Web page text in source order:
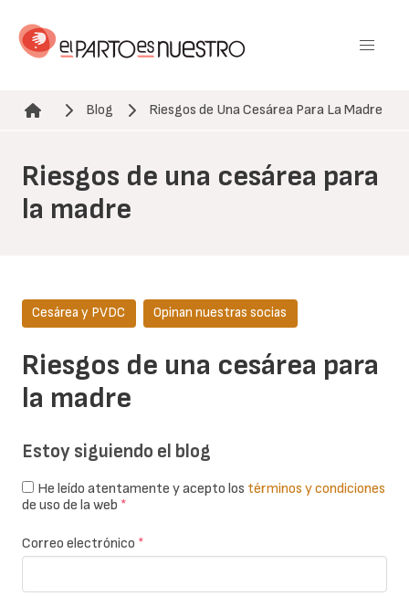
contenido
Ruta de navegación
Blog Riesgos de Una Cesárea Para La Madre
Riesgos de una cesárea para
la madre
Riesgos de una cesárea para
la madre
Cesárea y PVDC Opinan nuestras socias
Estoy siguiendo el blog
He leído atentamente y acepto los términos y condiciones
de uso de la web *
Correo electrónico *